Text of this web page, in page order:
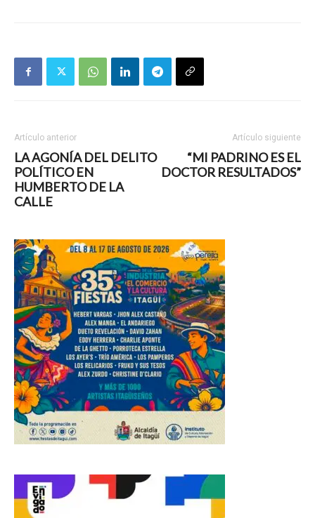
Artículo anterior
LA AGONÍA DEL DELITO
POLÍTICO EN
HUMBERTO DE LA
CALLE
Artículo siguiente
“MI PADRINO ES EL
DOCTOR RESULTADOS”